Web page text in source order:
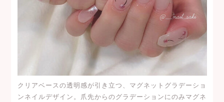
クリアベースの透明感が引き立つ、マグネットグラデーショ
ンネイルデザイン。爪先からのグラデーションにのみマグネ